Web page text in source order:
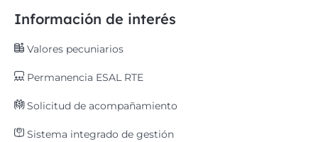
Información de interés
Valores pecuniarios
Permanencia ESAL RTE
Solicitud de acompañamiento
Sistema integrado de gestión